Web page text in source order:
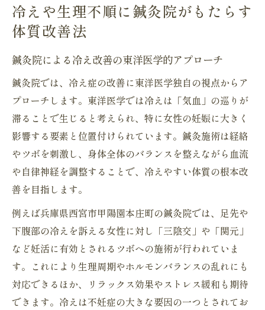
冷えや生理不順に鍼灸院がもたらす
体質改善法
鍼灸院による冷え改善の東洋医学的アプローチ
鍼灸院では、冷え症の改善に東洋医学独自の視点からア
プローチします。東洋医学では冷えは「気血」の巡りが
滞ることで生じると考えられ、特に女性の妊娠に大きく
影響する要素と位置付けられています。鍼灸施術は経絡
やツボを刺激し、身体全体のバランスを整えながら血流
や自律神経を調整することで、冷えやすい体質の根本改
善を目指します。
例えば兵庫県西宮市甲陽園本庄町の鍼灸院では、足先や
下腹部の冷えを訴える女性に対し「三陰交」や「関元」
など妊活に有効とされるツボへの施術が行われていま
す。これにより生理周期やホルモンバランスの乱れにも
対応できるほか、リラックス効果やストレス緩和も期待
できます。冷えは不妊症の大きな要因の一つとされてお